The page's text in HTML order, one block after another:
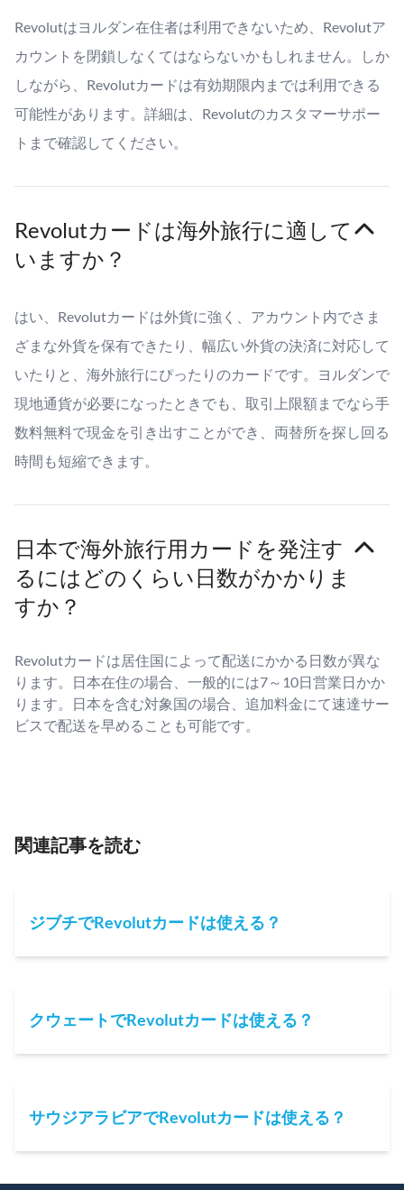
Revolutはヨルダン在住者は利用できないため、Revolutア
カウントを閉鎖しなくてはならないかもしれません。しか
しながら、Revolutカードは有効期限内までは利用できる
可能性があります。詳細は、Revolutのカスタマーサポー
トまで確認してください。
Revolutカードは海外旅行に適して
いますか？
はい、Revolutカードは外貨に強く、アカウント内でさま
ざまな外貨を保有できたり、幅広い外貨の決済に対応して
いたりと、海外旅行にぴったりのカードです。ヨルダンで
現地通貨が必要になったときでも、取引上限額までなら手
数料無料で現金を引き出すことができ、両替所を探し回る
時間も短縮できます。
日本で海外旅行用カードを発注す
るにはどのくらい日数がかかりま
すか？
Revolutカードは居住国によって配送にかかる日数が異な
ります。日本在住の場合、一般的には7～10日営業日かか
ります。日本を含む対象国の場合、追加料金にて速達サー
ビスで配送を早めることも可能です。
関連記事を読む
ジブチでRevolutカードは使える？
クウェートでRevolutカードは使える？
サウジアラビアでRevolutカードは使える？